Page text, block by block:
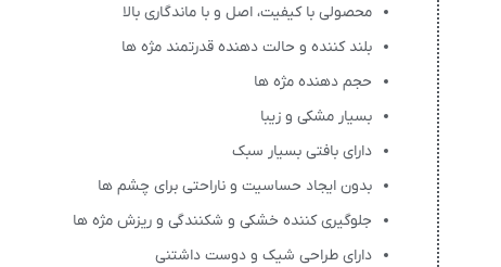
محصولی با کیفیت، اصل و با ماندگاری بالا
بلند کننده و حالت دهنده قدرتمند مژه ها
حجم دهنده مژه ها
بسیار مشکی و زیبا
دارای بافتی بسیار سبک
بدون ایجاد حساسیت و ناراحتی برای چشم ها
جلوگیری کننده خشکی و شکنندگی و ریزش مژه ها
دارای طراحی شیک و دوست داشتنی